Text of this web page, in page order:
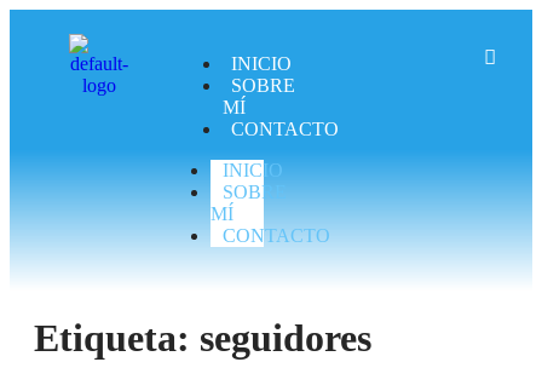
INICIO
SOBRE
MÍ
CONTACTO
INICIO
SOBRE
MÍ
CONTACTO
Etiqueta: seguidores